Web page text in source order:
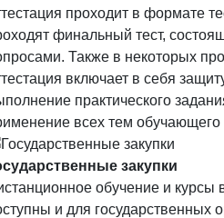
проходит в формате
финальный тест,
Также в некоторых
включает в себя
практического
всех тем обучающего
закупки
обучение и курсы
и для государственных